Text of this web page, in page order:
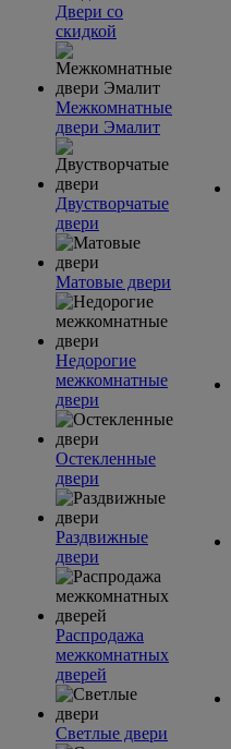
Двери со
скидкой
Межкомнатные
двери Эмалит
Двустворчатые
двери
Матовые двери
Недорогие
межкомнатные
двери
Остекленные
двери
Раздвижные
двери
Распродажа
межкомнатных
дверей
Светлые двери